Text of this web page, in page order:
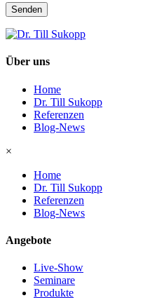
Senden
Über uns
Home
Dr. Till Sukopp
Referenzen
Blog-News
×
Home
Dr. Till Sukopp
Referenzen
Blog-News
Angebote
Live-Show
Seminare
Produkte